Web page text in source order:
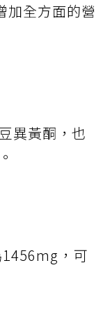
加全方面的營
異黃酮，也
，可